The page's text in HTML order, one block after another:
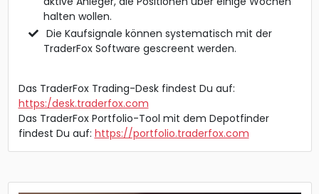
halten wollen.
Die Kaufsignale können systematisch mit der
TraderFox Software gescreent werden.
Das TraderFox Trading-Desk findest Du auf:
https:/desk.traderfox.com
Das TraderFox Portfolio-Tool mit dem Depotfinder
findest Du auf: https://portfolio.traderfox.com